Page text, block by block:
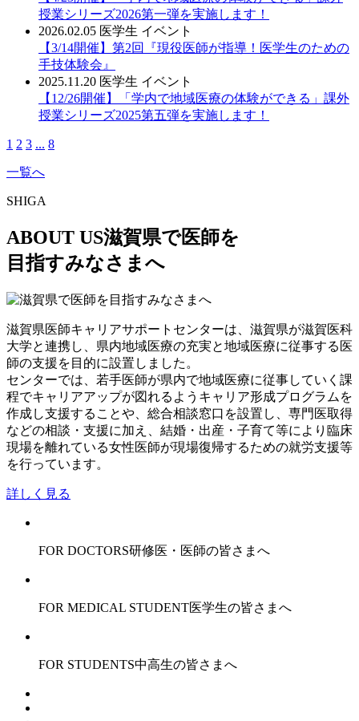
授業シリーズ2026第一弾を実施します！
2026.02.05 医学生 イベント
【3/14開催】第2回『現役医師が指導！医学生のための
手技体験会』
2025.11.20 医学生 イベント
【12/26開催】「学内で地域医療の体験ができる」課外
授業シリーズ2025第五弾を実施します！
1 2 3 ... 8
一覧へ
SHIGA
ABOUT US滋賀県で医師を
目指すみなさまへ
滋賀県医師キャリアサポートセンターは、滋賀県が滋賀医科
大学と連携し、県内地域医療の充実と地域医療に従事する医
師の支援を目的に設置しました。
センターでは、若手医師が県内で地域医療に従事していく課
程でキャリアアップが図れるようキャリア形成プログラムを
作成し支援することや、総合相談窓口を設置し、専門医取得
などの相談・支援に加え、結婚・出産・子育て等により臨床
現場を離れている女性医師が現場復帰するための就労支援等
を行っています。
詳しく見る
FOR DOCTORS研修医・医師の皆さまへ
FOR MEDICAL STUDENT医学生の皆さまへ
FOR STUDENTS中高生の皆さまへ